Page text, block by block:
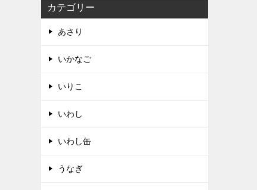
カテゴリー
あさり
いかなご
いりこ
いわし
いわし缶
うなぎ